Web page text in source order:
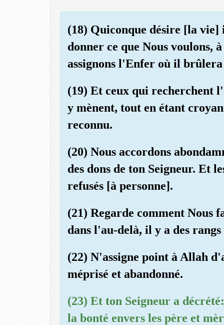
(18) Quiconque désire [la vie]
donner ce que Nous voulons,
assignons l'Enfer où il brûlera
(19) Et ceux qui recherchent
y mènent, tout en étant
reconnu.
(20) Nous accordons
des dons de ton Seigneur. Et
refusés [à personne].
(21) Regarde comment Nous
dans l'au-delà, il y a des
(22) N'assigne point à Allah
méprisé et abandonné.
(23) Et ton Seigneur a
la bonté envers les père et